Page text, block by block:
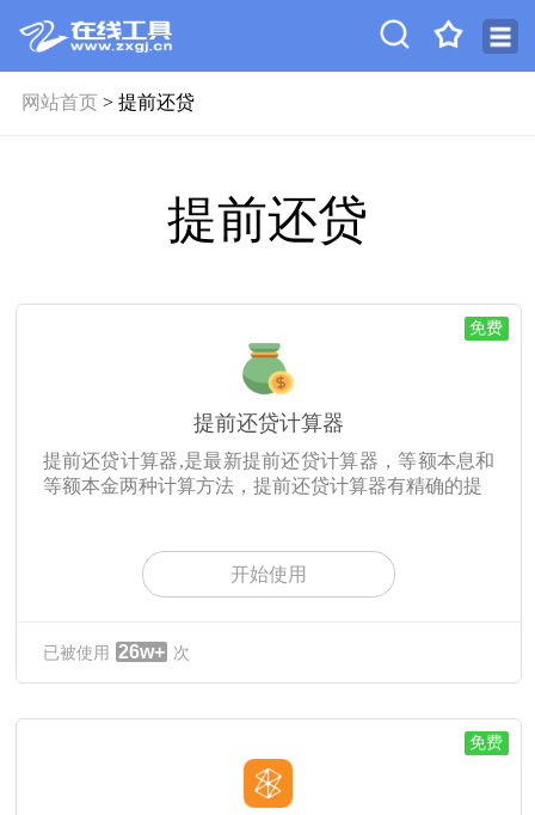
网站首页> 提前还贷
提前还贷
免费
提前还贷计算器
提前还贷计算器,是最新提前还贷计算器，等额本息和
等额本金两种计算方法，提前还贷计算器有精确的提
开始使用
已被使用 26w+ 次
免费